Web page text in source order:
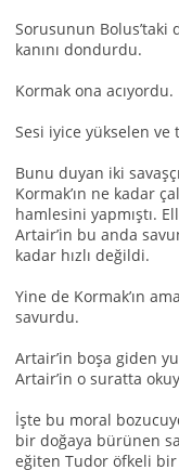
Sorusunun Bolus’taki
kanını dondurdu.
Kormak ona acıyordu.
Sesi iyice yükselen ve
Bunu duyan iki
Kormak’ın ne kadar
hamlesini yapmıştı.
Artair’in bu anda
kadar hızlı değildi.
Yine de Kormak’ın
savurdu.
Artair’in boşa giden
Artair’in o suratta
İşte bu moral
bir doğaya bürünen
eğiten Tudor öfkeli